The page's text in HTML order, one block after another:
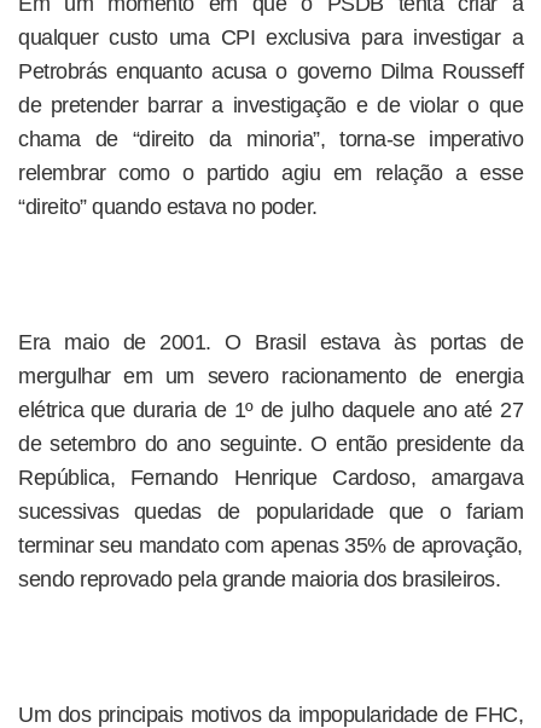
qualquer custo uma CPI exclusiva para investigar a
Petrobrás enquanto acusa o governo Dilma Rousseff
de pretender barrar a investigação e de violar o que
chama de “direito da minoria”, torna-se imperativo
relembrar como o partido agiu em relação a esse
“direito” quando estava no poder.
Era maio de 2001. O Brasil estava às portas de
mergulhar em um severo racionamento de energia
elétrica que duraria de 1º de julho daquele ano até 27
de setembro do ano seguinte. O então presidente da
República, Fernando Henrique Cardoso, amargava
sucessivas quedas de popularidade que o fariam
terminar seu mandato com apenas 35% de aprovação,
sendo reprovado pela grande maioria dos brasileiros.
Um dos principais motivos da impopularidade de FHC,